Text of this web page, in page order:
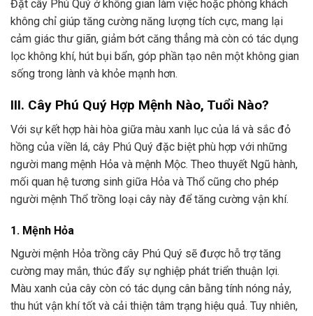
Đặt cây Phú Quý ở không gian làm việc hoặc phòng khách
không chỉ giúp tăng cường năng lượng tích cực, mang lại
cảm giác thư giãn, giảm bớt căng thẳng mà còn có tác dụng
lọc không khí, hút bụi bẩn, góp phần tạo nên một không gian
sống trong lành và khỏe mạnh hơn.
III. Cây Phú Quý Hợp Mệnh Nào, Tuổi Nào?
Với sự kết hợp hài hòa giữa màu xanh lục của lá và sắc đỏ
hồng của viền lá, cây Phú Quý đặc biệt phù hợp với những
người mang mệnh Hỏa và mệnh Mộc. Theo thuyết Ngũ hành,
mối quan hệ tương sinh giữa Hỏa và Thổ cũng cho phép
người mệnh Thổ trồng loại cây này để tăng cường vận khí.
1. Mệnh Hỏa
Người mệnh Hỏa trồng cây Phú Quý sẽ được hỗ trợ tăng
cường may mắn, thúc đẩy sự nghiệp phát triển thuận lợi.
Màu xanh của cây còn có tác dụng cân bằng tính nóng nảy,
thu hút vận khí tốt và cải thiện tâm trạng hiệu quả. Tuy nhiên,